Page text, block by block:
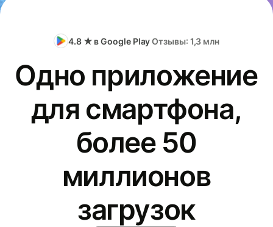
4.8 ★ в Google PlayОтзывы: 1,3 млн
Одно приложение
для смартфона,
более 50
миллионов
загрузок